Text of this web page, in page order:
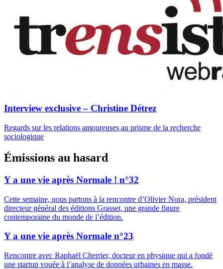
Interview exclusive – Christine Détrez
Regards sur les relations amoureuses au prisme de la recherche
sociologique
Émissions au hasard
Y a une vie après Normale ! n°32
Cette semaine, nous partons à la rencontre d’Olivier Nora, président
directeur général des éditions Grasset, une grande figure
contemporaine du monde de l’édition.
Y a une vie après Normale n°23
Rencontre avec Raphaël Cherrier, docteur en physique qui a fondé
une startup vouée à l’analyse de données urbaines en masse.